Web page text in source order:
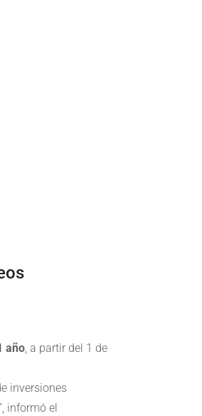
año, a partir del 1 de
inversiones
informó el